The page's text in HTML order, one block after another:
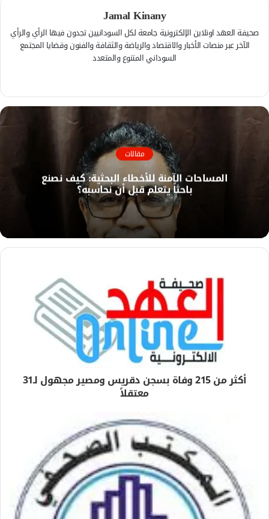
Jamal Kinany
صحيفة العهد اونلاين الإلكترونية جامعة لكل السودانيين تجدون فيها الرأي والرأي
الآخر عبر منصات الأخبار والاقتصاد والرياضة والثقافة والفنون وقضايا المجتمع
السوداني المتنوع والمتعدد
م
و
ق
ع
ا
ل
و
ي
ب
س
ب
و
كمقالات
المساحات الآمنة للأخطاء البحثية: كيف نصنع
باحثاً يتعلم قبل أن نحاسبه؟
أكثر من 215 وفاة بسجن دقريس ومصير مجهول لـ31
معتقلاً